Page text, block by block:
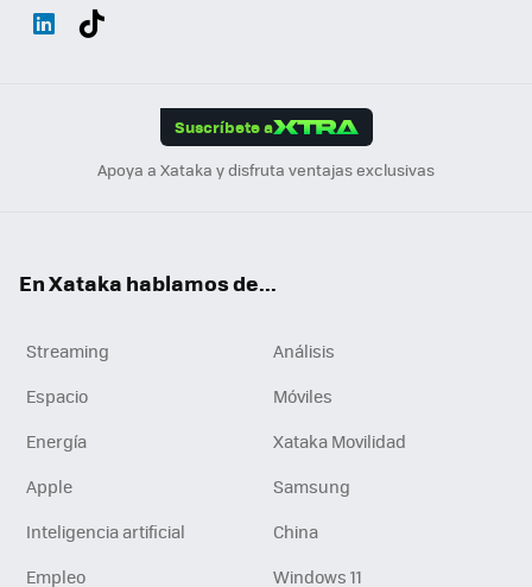
Suscríbete a
Apoya a Xataka y disfruta ventajas exclusivas
En Xataka hablamos de...
Streaming
Análisis
Espacio
Móviles
Energía
Xataka Movilidad
Apple
Samsung
Inteligencia artificial
China
Empleo
Windows 11